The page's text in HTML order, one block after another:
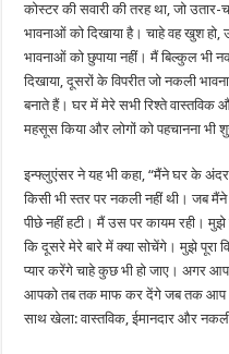
कोस्टर की सवारी की तरह था, जो
भावनाओं को दिखाया है। चाहे वह खुश हो,
भावनाओं को छुपाया नहीं। मैं बिल्कुल भी
दिखाया, दूसरों के विपरीत जो नकली
बनाते हैं। घर में मेरे सभी रिश्ते
महसूस किया और लोगों को पहचानना भी
इन्फ्लुएंसर ने यह भी कहा, “मैंने घर के
किसी भी स्तर पर नकली नहीं थी। जब मैंने
पीछे नहीं हटी। मैं उस पर कायम रही।
कि दूसरे मेरे बारे में क्या सोचेंगे। मुझे
प्यार करेंगे चाहे कुछ भी हो जाए। अगर
आपको तब तक माफ कर देंगे जब तक आप
साथ खेला: वास्तविक, ईमानदार और